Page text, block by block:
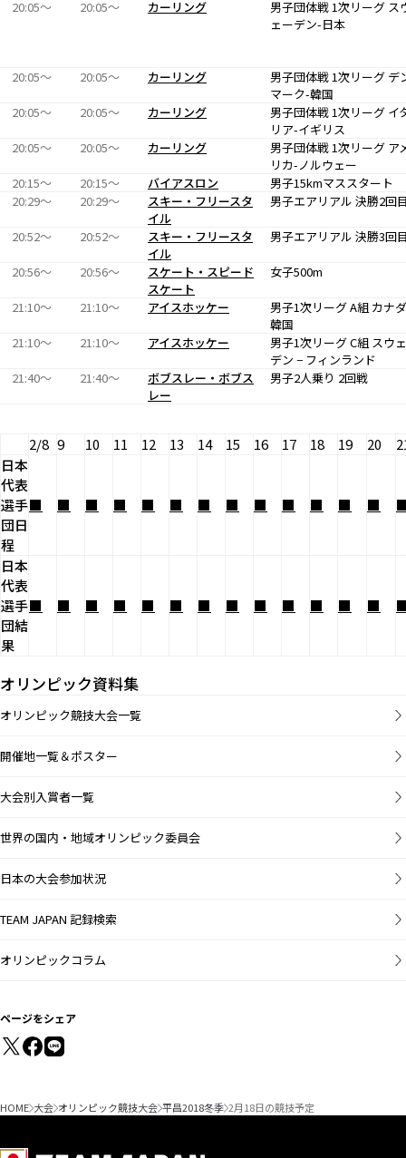
20:05〜 20:05〜 カーリング
男子団体戦 1次リーグ ス
ェーデン-日本
20:05〜 20:05〜 カーリング
男子団体戦 1次リーグ デ
マーク-韓国
20:05〜
20:05〜 カーリング
男子団体戦 1次リーグ イ
リア-イギリス
20:05〜
20:05〜 カーリング
男子団体戦 1次リーグ ア
リカ-ノルウェー
20:15〜
20:15〜 バイアスロン
男子15kmマススタート
20:29〜
20:29〜
スキー・フリースタ
イル
男子エアリアル 決勝2回
20:52〜 20:52〜
スキー・フリースタ
イル
男子エアリアル 決勝3回
20:56〜 20:56〜
スケート・スピード
スケート
女子500m
21:10〜 21:10〜 アイスホッケー
男子1次リーグ A組 カナ
韓国
21:10〜
21:10〜 アイスホッケー
男子1次リーグ C組 スウ
デン − フィンランド
21:40〜
21:40〜
ボブスレー・ボブス
レー
男子2人乗り 2回戦
2/8 9 10 11 12 13 14 15 16 17 18 19 20
日本
代表
選手
団日
程
■ ■ ■ ■ ■ ■ ■ ■ ■ ■ ■ ■ ■
日本
代表
選手
団結
果
■ ■ ■ ■ ■ ■ ■ ■ ■ ■ ■ ■ ■
オリンピック資料集
オリンピック競技大会一覧
開催地一覧＆ポスター
大会別入賞者一覧
世界の国内・地域オリンピック委員会
日本の大会参加状況
TEAM JAPAN 記録検索
オリンピックコラム
ページをシェア
HOME 大会 オリンピック競技大会 平昌2018冬季 2月18日の競技予定